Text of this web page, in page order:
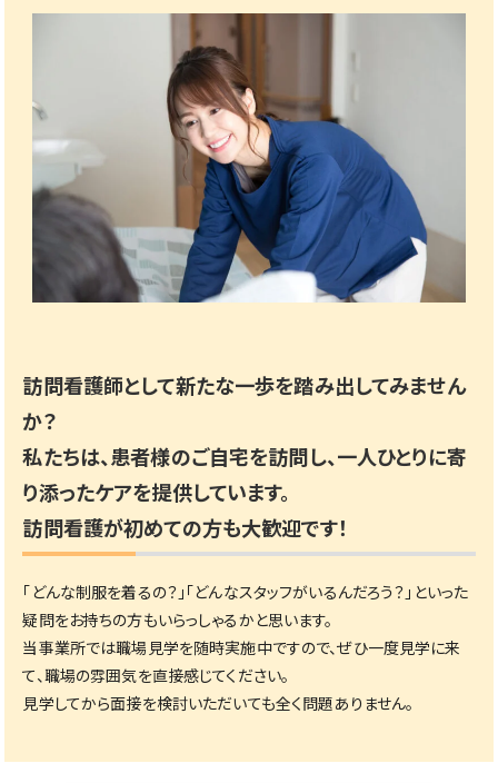
＼お気軽にご応募お待ちしてます／
訪問看護師として新たな一歩を踏み出してみません
か？
私たちは、患者様のご自宅を訪問し、一人ひとりに寄
り添ったケアを提供しています。
訪問看護が初めての方も大歓迎です！
「どんな制服を着るの？」「どんなスタッフがいるんだろう？」といった
疑問をお持ちの方もいらっしゃるかと思います。
当事業所では職場見学を随時実施中ですので、ぜひ一度見学に来
て、職場の雰囲気を直接感じてください。
見学してから面接を検討いただいても全く問題ありません。